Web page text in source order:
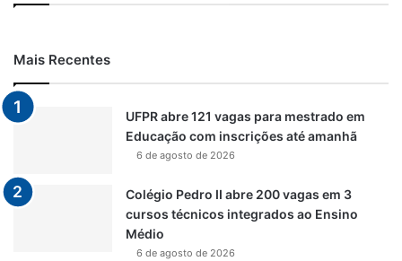
Mais Recentes
UFPR abre 121 vagas para mestrado em
Educação com inscrições até amanhã
6 de agosto de 2026
Colégio Pedro II abre 200 vagas em 3
cursos técnicos integrados ao Ensino
Médio
6 de agosto de 2026